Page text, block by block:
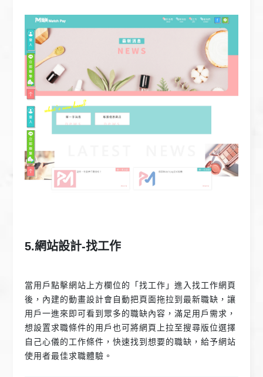
5.網站設計-找工作
當用戶點擊網站上方欄位的「找工作」進入找工作網頁
後，內建的動畫設計會自動把頁面拖拉到最新職缺，讓
用戶一進來即可看到眾多的職缺內容，滿足用戶需求，
想設置求職條件的用戶也可將網頁上拉至搜尋版位選擇
自己心儀的工作條件，快速找到想要的職缺，給予網站
使用者最佳求職體驗。